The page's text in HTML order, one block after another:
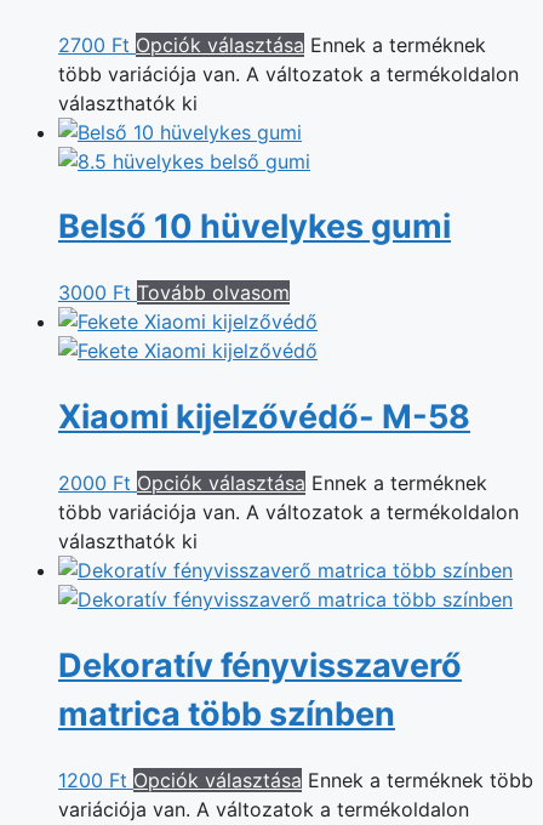
2700 Ft Opciók választása Ennek a terméknek
több variációja van. A változatok a termékoldalon
választhatók ki
Belső 10 hüvelykes gumi
3000 Ft Tovább olvasom
Xiaomi kijelzővédő- M-58
2000 Ft Opciók választása Ennek a terméknek
több variációja van. A változatok a termékoldalon
választhatók ki
Dekoratív fényvisszaverő
matrica több színben
1200 Ft Opciók választása Ennek a terméknek több
variációja van. A változatok a termékoldalon